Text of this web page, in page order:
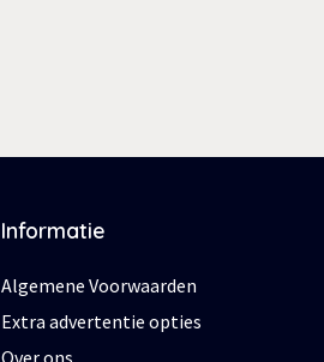
Informatie
Algemene Voorwaarden
Extra advertentie opties
Over ons